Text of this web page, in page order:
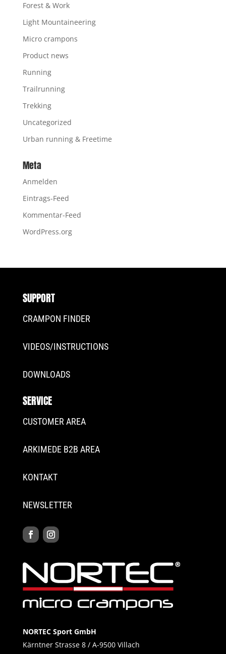
Forest & Work
Light Mountaineering
Micro crampons
Product news
Running
Trailrunning
Trekking
Uncategorized
Urban running & Freetime
Meta
Anmelden
Eintrags-Feed
Kommentar-Feed
WordPress.org
SUPPORT
CRAMPON FINDER
VIDEOS/INSTRUCTIONS
DOWNLOADS
SERVICE
CUSTOMER AREA
ARKIMEDE B2B AREA
KONTAKT
NEWSLETTER
NORTEC Sport GmbH
Kärntner Strasse 8 / A-9500 Villach